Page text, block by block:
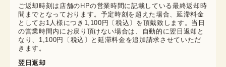
ご返却時刻は店舗のHPの営業時間に記載している最終返却時
間までとなっております。予定時刻を超えた場合、延滞料金
としてお1人様につき1,100円〔税込〕を頂戴致します。当日
の営業時間内にお戻り頂けない場合は、自動的に翌日返却と
なり、1,100円〔税込〕と延滞料金を追加請求させていただ
きます。
翌日返却